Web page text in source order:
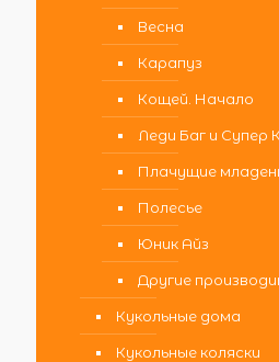
Весна
Карапуз
Кощей. Начало
Леди Баг и Супер
Плачущие
Полесье
Юник Айз
Другие
Кукольные дома
Кукольные коляски